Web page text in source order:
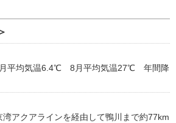
平均気温6.4℃ 8月平均気温27℃ 年間降
湾アクアラインを経由して鴨川まで約77km